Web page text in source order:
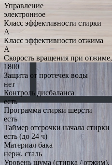
Управление
электронное
Класс эффективности стирки
A
Класс эффективности отжима
A
Скорость вращения при
1800
Защита от протечек воды
нет
Контроль дисбаланса
есть
Программа стирки шерсти
есть
Таймер отсрочки начала стирки
есть (до 24 ч)
Материал бака
нерж. сталь
Уровень шума (стирка / отжим),